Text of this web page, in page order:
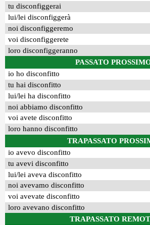
tu disconfiggerai
lui/lei disconfiggerà
noi disconfiggeremo
voi disconfiggerete
loro disconfiggeranno
PASSATO
io ho disconfitto
tu hai disconfitto
lui/lei ha disconfitto
noi abbiamo disconfitto
voi avete disconfitto
loro hanno disconfitto
TRAPASSATO
io avevo disconfitto
tu avevi disconfitto
lui/lei aveva disconfitto
noi avevamo disconfitto
voi avevate disconfitto
loro avevano disconfitto
TRAPASSATO